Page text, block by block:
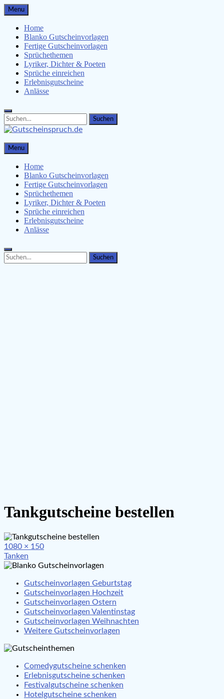
Skip
to
content
Menu
Home
Blanko Gutscheinvorlagen
Fertige Gutscheinvorlagen
Sprüchethemen
Lyriker, Dichter & Poeten
Sprüche einreichen
Erlebnisgutscheine
Anlässe
Search
for:
Search
Gutscheinspruch.de
Gutscheinsprüche & Gutscheinvorlagen finden
Menu
Home
Blanko Gutscheinvorlagen
Fertige Gutscheinvorlagen
Sprüchethemen
Lyriker, Dichter & Poeten
Sprüche einreichen
Erlebnisgutscheine
Anlässe
Search
for:
Search
Tankgutscheine bestellen
Full
size
1080 × 150
Beitragsnavigation
Tanken
Gutscheinvorlagen Geburtstag
Gutscheinvorlagen Hochzeit
Gutscheinvorlagen Ostern
Gutscheinvorlagen Valentinstag
Gutscheinvorlagen Weihnachten
Weitere Gutscheinvorlagen
Comedygutscheine schenken
Erlebnisgutscheine schenken
Festivalgutscheine schenken
Hotelgutscheine schenken